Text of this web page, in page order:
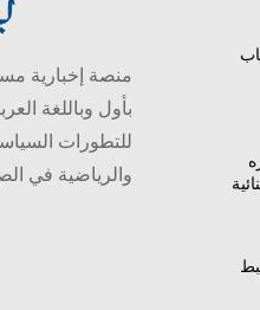
منصة إخبارية
بأول وباللغة
للتطورات
والرياضية في